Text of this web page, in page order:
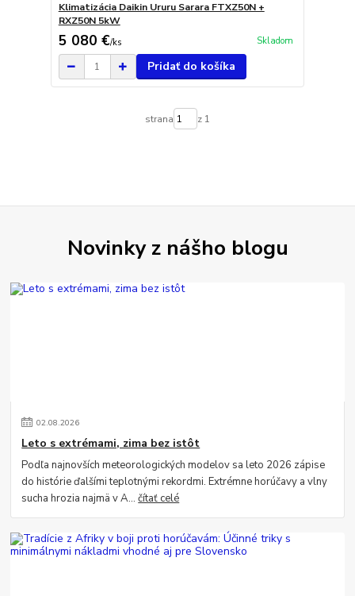
Klimatizácia Daikin Ururu Sarara FTXZ50N +
RXZ50N 5kW
5 080 €/ks Skladom
Pridať do košíka
strana z 1
Novinky z nášho blogu
02.08.2026
Leto s extrémami, zima bez istôt
Podľa najnovších meteorologických modelov sa leto 2026 zápise
do histórie ďalšími teplotnými rekordmi. Extrémne horúčavy a vlny
sucha hrozia najmä v A...čítať celé